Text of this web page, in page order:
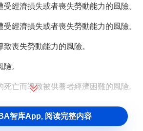
受經濟損失或者喪失勞動能力的風險。
受經濟損失或者喪失勞動能力的風險。
致喪失勞動能力的風險。
。
死亡而導致被供養者經濟困難的風險。
智库App, 阅读完整内容